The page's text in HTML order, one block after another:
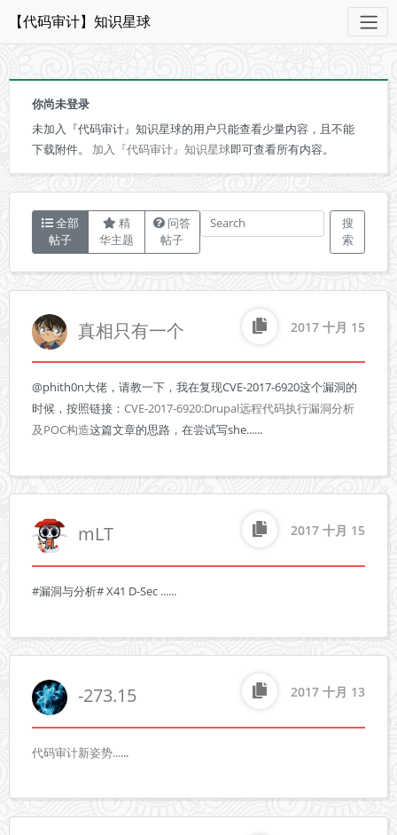
【代码审计】知识星球
你尚未登录
未加入『代码审计』知识星球的用户只能查看少量内容，且不能
下载附件。 加入『代码审计』知识星球即可查看所有内容。
全部
帖子
精
华主题
问答
帖子
搜
索
真相只有一个 2017 十月 15
@phith0n大佬，请教一下，我在复现CVE-2017-6920这个漏洞的
时候，按照链接： CVE-2017-6920:Drupal远程代码执行漏洞分析
及POC构造这篇文章的思路，在尝试写she......
mLT 2017 十月 15
#漏洞与分析# X41 D-Sec ......
-273.15 2017 十月 13
代码审计新姿势......